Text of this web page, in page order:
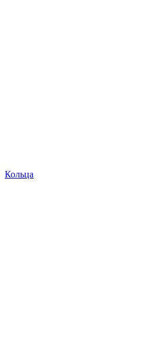
Кольца